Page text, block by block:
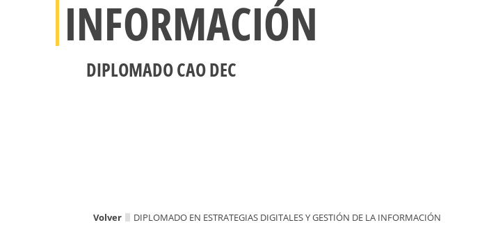
INFORMACIÓN
DIPLOMADO CAO DEC
Volver DIPLOMADO EN ESTRATEGIAS DIGITALES Y GESTIÓN DE LA INFORMACIÓN